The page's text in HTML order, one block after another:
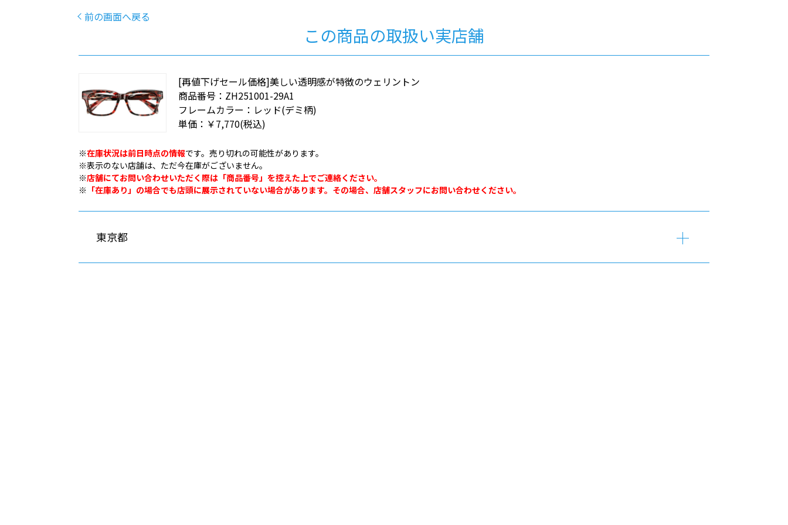
前の画面へ戻る
この商品の取扱い実店舗
[再値下げセール価格]美しい透明感が特徴のウェリントン
商品番号： ZH251001-29A1
フレームカラー： レッド(デミ柄)
単価： ￥7,770(税込)
※在庫状況は前日時点の情報です。売り切れの可能性があります。
※表示のない店舗は、ただ今在庫がございません。
※店舗にてお問い合わせいただく際は「商品番号」を控えた上でご連絡ください。
※ 「在庫あり」の場合でも店頭に展示されていない場合があります。その場合、店舗スタッフにお問い合わせください。
東京都